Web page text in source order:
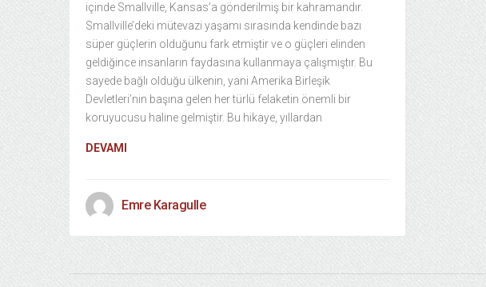
içinde Smallville, Kansas’a gönderilmiş bir kahramandır.
Smallville’deki mütevazi yaşamı sırasında kendinde bazı
süper güçlerin olduğunu fark etmiştir ve o güçleri elinden
geldiğince insanların faydasına kullanmaya çalışmıştır. Bu
sayede bağlı olduğu ülkenin, yani Amerika Birleşik
Devletleri’nin başına gelen her türlü felaketin önemli bir
koruyucusu haline gelmiştir. Bu hikaye, yıllardan
DEVAMI
Emre Karagulle